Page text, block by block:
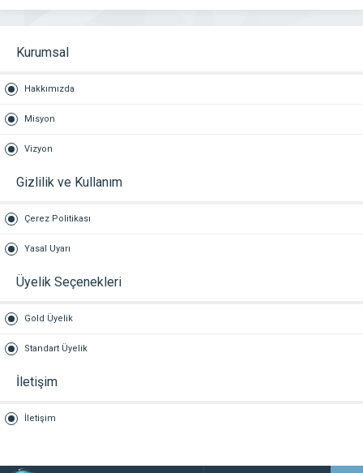
Kurumsal
Hakkımızda
Misyon
Vizyon
Gizlilik ve Kullanım
Çerez Politikası
Yasal Uyarı
Üyelik Seçenekleri
Gold Üyelik
Standart Üyelik
İletişim
İletişim